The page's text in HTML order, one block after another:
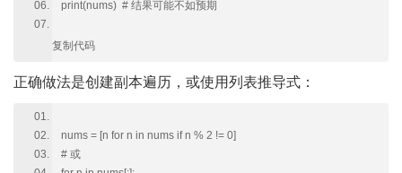
print(nums) # 结果可能不如预期
复制代码
正确做法是创建副本遍历，或使用列表推导式：
nums = [n for n in nums if n % 2 != 0]
# 或